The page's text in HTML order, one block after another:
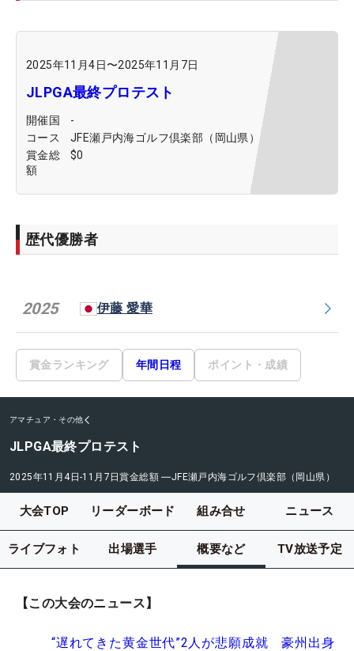
2025年11月4日〜2025年11月7日
JLPGA最終プロテスト
開催国
-
コース
JFE瀬戸内海ゴルフ倶楽部（岡山県）
賞金総
額
$0
歴代優勝者
2025 伊藤 愛華
賞金ランキング 年間日程 ポイント・成績
アマチュア・その他
JLPGA最終プロテスト
2025年11月4日-11月7日賞金総額 ―JFE瀬戸内海ゴルフ倶楽部（岡山県）
大会TOP リーダーボード 組み合せ ニュース
ライブフォト 出場選手 概要など TV放送予定
【この大会のニュース】
“遅れてきた黄金世代”2人が悲願成就 豪州出身